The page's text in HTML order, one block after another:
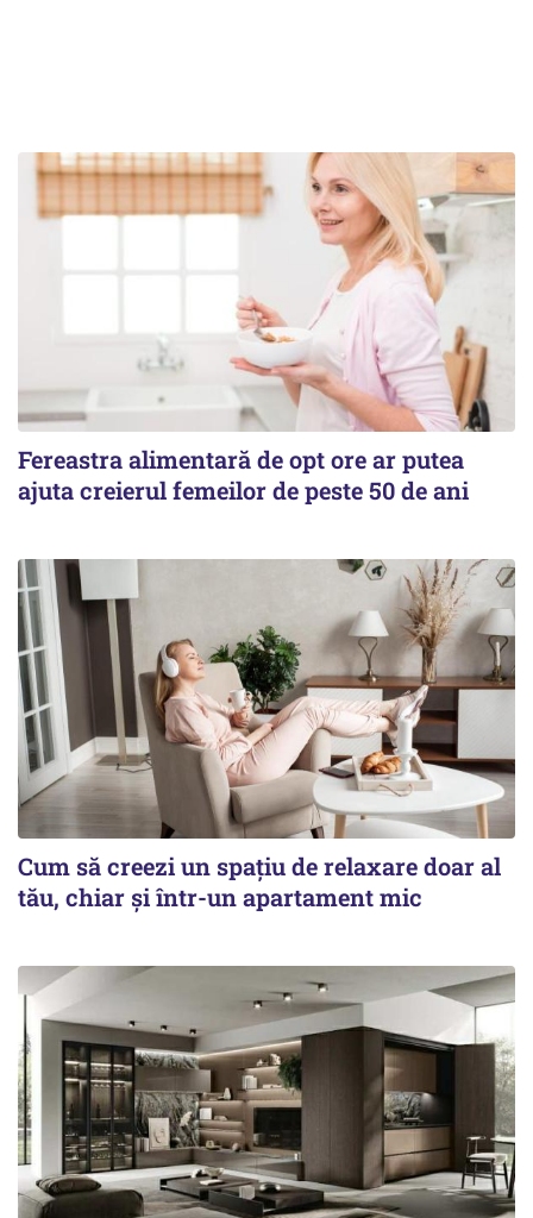
Fereastra alimentară de opt ore ar putea
ajuta creierul femeilor de peste 50 de ani
Cum să creezi un spațiu de relaxare doar al
tău, chiar și într-un apartament mic